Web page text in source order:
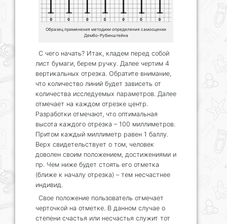
Образец применения методики определения самооценки
Дембо-Рубинштейна
С чего начать? Итак, кладем перед собой
лист бумаги, берем ручку. Далее чертим 4
вертикальных отрезка. Обратите внимание,
что количество линий будет зависеть от
количества исследуемых параметров. Далее
отмечает на каждом отрезке центр.
Разработки отмечают, что оптимальная
высота каждого отрезка – 100 миллиметров.
Притом каждый миллиметр равен 1 баллу.
Верх свидетельствует о том, человек
доволен своим положением, достижениями и
пр. Чем ниже будет стоять его отметка
(ближе к началу отрезка) – тем несчастнее
индивид.
Свое положение пользователь отмечает
черточкой на отметке. В данном случае о
степени счастья или несчастья служит тот